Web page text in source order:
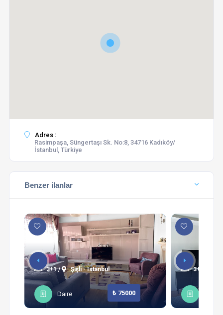
Adres :
Rasimpaşa, Süngertaşı Sk. No:8, 34716 Kadıköy/
İstanbul, Türkiye
Benzer ilanlar
3+1 / Şişli - Istanbul
Daire ₺ 75000
3+1 /